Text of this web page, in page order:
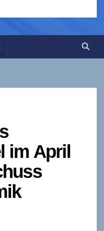
im April